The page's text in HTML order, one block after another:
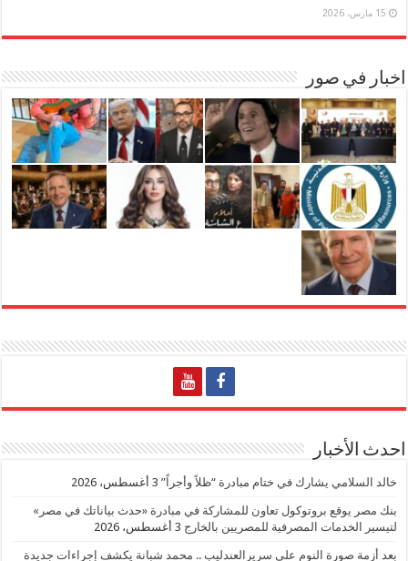
15 مارس، 2026
اخبار في صور
احدث الأخبار
خالد السلامي يشارك في ختام مبادرة “ظلاً وأجراً” 3 أغسطس، 2026
بنك مصر يوقع بروتوكول تعاون للمشاركة في مبادرة «حدث بياناتك في مصر»
لتيسير الخدمات المصرفية للمصريين بالخارج 3 أغسطس، 2026
بعد أزمة صورة النوم على سريرالعندليب .. محمد شبانة يكشف إجراءات جديدة